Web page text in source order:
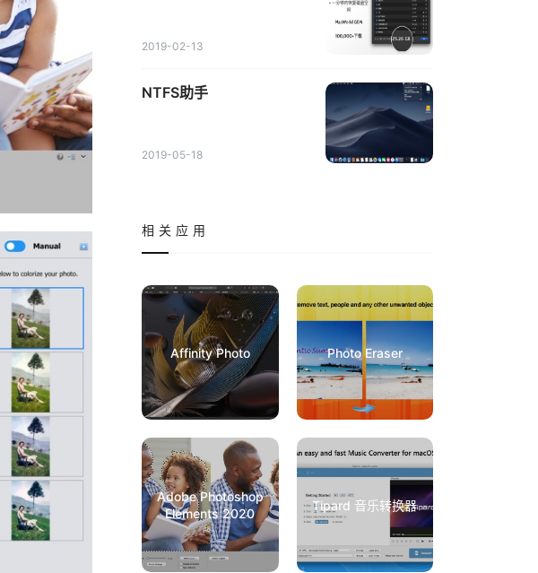
2019-02-13
NTFS助手
2019-05-18
相关应用
Affinity Photo Photo Eraser
Adobe Photoshop
Elements 2020
Tipard 音乐转换器